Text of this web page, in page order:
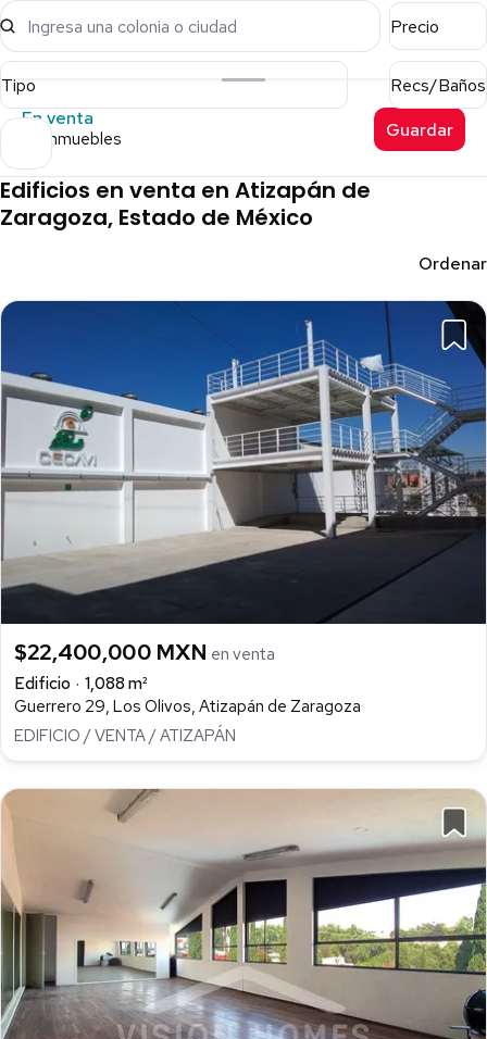
Ingresa una colonia o ciudad Precio
Tipo
Recs/Baños
En venta
29 inmuebles Guardar
Edificios en venta en Atizapán de
Zaragoza, Estado de México
Ordenar
$22,400,000 MXN en venta
Edificio
1,088 m²
Guerrero 29, Los Olivos, Atizapán de Zaragoza
EDIFICIO / VENTA / ATIZAPÁN